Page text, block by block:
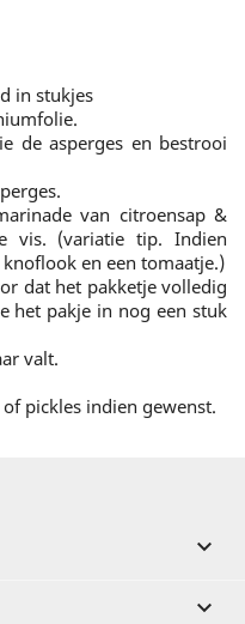
in stukjes
de asperges en bestrooi
van citroensap &
vis. (variatie tip. Indien
en een tomaatje.)
dat het pakketje volledig
het pakje in nog een stuk
valt.
pickles indien gewenst.

